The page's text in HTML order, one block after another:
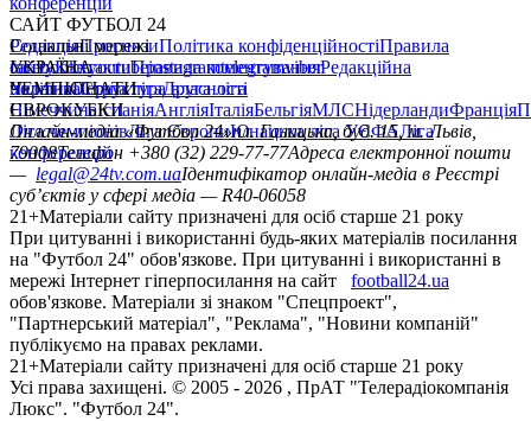
САЙТ ФУТБОЛ 24
РедакціяПрогнозиПолітика конфіденційностіПравила
сайтуКонтактиПравила коментуванняРедакційна
політикаСтруктура власності
Соціальні мережі
facebookxyoutubeinstagramtelegramviber
УКРАЇНА
УкраїнаПерша лігаДруга ліга
ЧЕМПІОНАТИ
НімеччинаІспаніяАнгліяІталіяБельгіяМЛСНідерландиФранція
ЄВРОКУБКИ
Ліга чемпіонівЛіга ЄвропиЮнацька ліга УЄФАЛіга
конференцій
Онлайн-медіа «Футбол 24»пл. Галицька, буд. 15, м. Львів,
79008Телефон +380 (32) 229-77-77Адреса електронної пошти
— legal@24tv.com.uaІдентифікатор онлайн-медіа в Реєстрі
суб’єктів у сфері медіа — R40-06058
21+Матеріали сайту призначені для осіб старше 21 року
При цитуванні і використанні будь-яких матеріалів посилання
на "Футбол 24" обов'язкове. При цитуванні і використанні в
мережі Інтернет гіперпосилання на сайт
football24.ua
обов'язкове. Матеріали зі знаком "Спецпроект",
"Партнерський матеріал", "Реклама", "Новини компаній"
публікуємо на правах реклами.
21+Матеріали сайту призначені для осіб старше 21 року
Усi права захищенi. © 2005 - 2026 , ПрАТ "Телерадіокомпанія
Люкс". "Футбол 24".